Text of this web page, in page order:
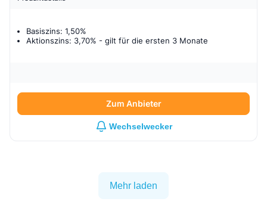
Basiszins: 1,50%
Aktionszins: 3,70% - gilt für die ersten 3 Monate
Zum Anbieter
Wechselwecker
Mehr laden